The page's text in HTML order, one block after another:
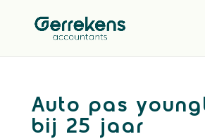
Auto pas
bij 25 jaar